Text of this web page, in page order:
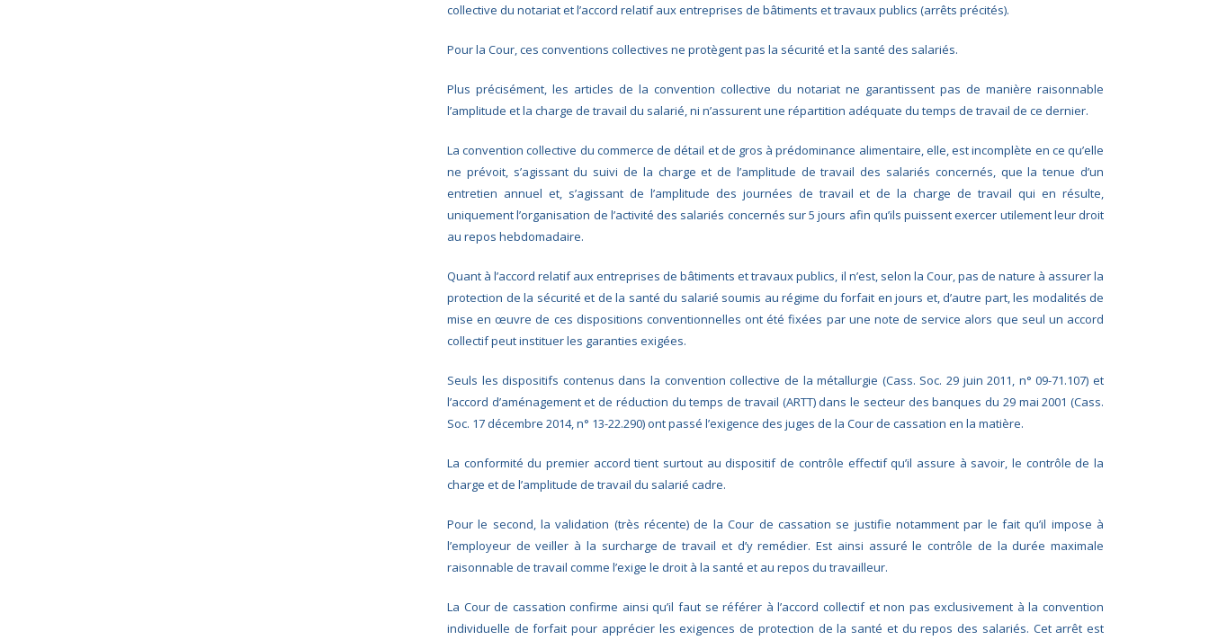
collective du notariat et l’accord relatif aux entreprises de bâtiments et travaux publics (arrêts précités).
Pour la Cour, ces conventions collectives ne protègent pas la sécurité et la santé des salariés.
Plus précisément, les articles de la convention collective du notariat ne garantissent pas de manière raisonnable
l’amplitude et la charge de travail du salarié, ni n’assurent une répartition adéquate du temps de travail de ce dernier.
La convention collective du commerce de détail et de gros à prédominance alimentaire, elle, est incomplète en ce qu’elle
ne prévoit, s’agissant du suivi de la charge et de l’amplitude de travail des salariés concernés, que la tenue d’un
entretien annuel et, s’agissant de l’amplitude des journées de travail et de la charge de travail qui en résulte,
uniquement l’organisation de l’activité des salariés concernés sur 5 jours afin qu’ils puissent exercer utilement leur droit
au repos hebdomadaire.
Quant à l’accord relatif aux entreprises de bâtiments et travaux publics, il n’est, selon la Cour, pas de nature à assurer la
protection de la sécurité et de la santé du salarié soumis au régime du forfait en jours et, d’autre part, les modalités de
mise en œuvre de ces dispositions conventionnelles ont été fixées par une note de service alors que seul un accord
collectif peut instituer les garanties exigées.
Seuls les dispositifs contenus dans la convention collective de la métallurgie (Cass. Soc. 29 juin 2011, n° 09-71.107) et
l’accord d’aménagement et de réduction du temps de travail (ARTT) dans le secteur des banques du 29 mai 2001 (Cass.
Soc. 17 décembre 2014, n° 13-22.290) ont passé l’exigence des juges de la Cour de cassation en la matière.
La conformité du premier accord tient surtout au dispositif de contrôle effectif qu’il assure à savoir, le contrôle de la
charge et de l’amplitude de travail du salarié cadre.
Pour le second, la validation (très récente) de la Cour de cassation se justifie notamment par le fait qu’il impose à
l’employeur de veiller à la surcharge de travail et d’y remédier. Est ainsi assuré le contrôle de la durée maximale
raisonnable de travail comme l’exige le droit à la santé et au repos du travailleur.
La Cour de cassation confirme ainsi qu’il faut se référer à l’accord collectif et non pas exclusivement à la convention
individuelle de forfait pour apprécier les exigences de protection de la santé et du repos des salariés. Cet arrêt est